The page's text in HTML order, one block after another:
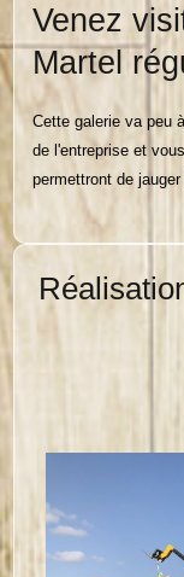
Venez
Martel
Cette galerie va peu
de l'entreprise et
permettront de